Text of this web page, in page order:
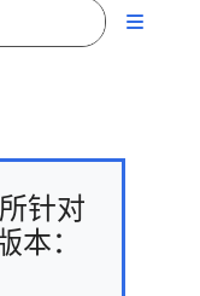
针对
：